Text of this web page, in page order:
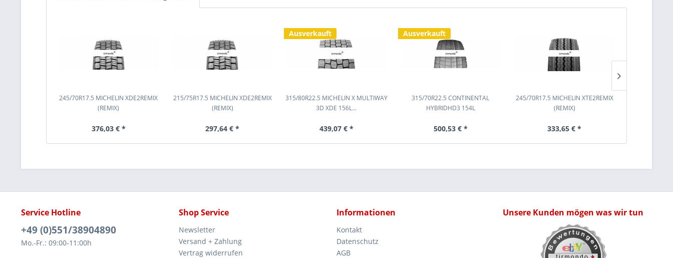
245/70R17.5 MICHELIN XDE2REMIX
(REMIX)
376,03 € *
215/75R17.5 MICHELIN XDE2REMIX
(REMIX)
297,64 € *
Ausverkauft
315/80R22.5 MICHELIN X MULTIWAY
3D XDE 156L...
439,07 € *
Ausverkauft
315/70R22.5 CONTINENTAL
HYBRIDHD3 154L
500,53 € *
245/70R17.5 MICHELIN XTE2REMIX
(REMIX)
333,65 € *
Service Hotline
+49 (0)551/38904890
Mo.-Fr.: 09:00-11:00h
Shop Service
Newsletter
Versand + Zahlung
Vertrag widerrufen
Informationen
Kontakt
Datenschutz
AGB
Unsere Kunden mögen was wir tun